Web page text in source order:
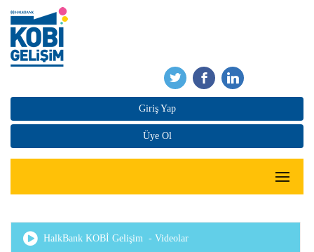
Giriş Yap
Üye Ol
HalkBank KOBİ Gelişim - Videolar